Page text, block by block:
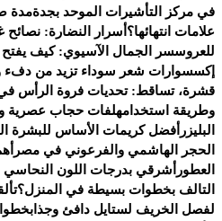
في مركز التأشيرات الموحد بجدةمدة
علامات انتهائها؟ أسرار النضارة: نصائح
للعروسسر الجمال الآسيوي: كيف يفتح
إكسسوارات شعر سوداء تزيد من دفء
قشرة، تساقط: تحديات فروة الرأس في
وطريقة استخدامهلفات حجاب عصرية
البليزر أفضل كريمات الأساس للبشرة
الحجر الهاشمي والفرعوني في مصر
العطور أشرقي بدرجات اللون النحاسي
التالف بخطوات بسيطة في المنزل؟
لفصل الخريف لستايل دافئ وجذاب